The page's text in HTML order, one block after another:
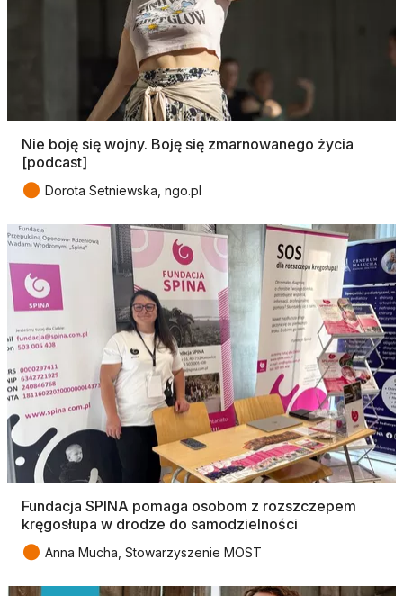
Nie boję się wojny. Boję się zmarnowanego życia
[podcast]
● Dorota Setniewska, ngo.pl
Fundacja SPINA pomaga osobom z rozszczepem
kręgosłupa w drodze do samodzielności
● Anna Mucha, Stowarzyszenie MOST